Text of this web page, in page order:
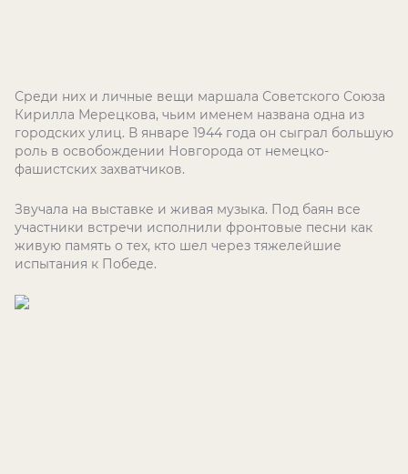
Среди них и личные вещи маршала Советского Союза
Кирилла Мерецкова, чьим именем названа одна из
городских улиц. В январе 1944 года он сыграл большую
роль в освобождении Новгорода от немецко-
фашистских захватчиков.
Звучала на выставке и живая музыка. Под баян все
участники встречи исполнили фронтовые песни как
живую память о тех, кто шел через тяжелейшие
испытания к Победе.